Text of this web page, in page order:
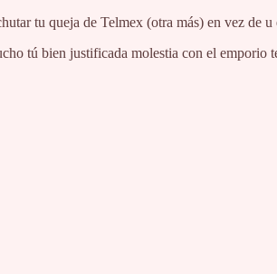
tu queja de Telmex (otra más) en vez de
tú bien justificada molestia con el